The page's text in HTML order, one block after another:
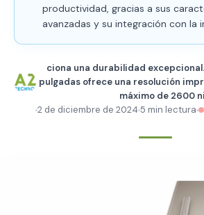
productividad, gracias a sus
avanzadas y su integración con la
ciona una durabilidad
pulgadas ofrece una resolución
máximo de 2600
2 de diciembre de 2024 5 min lectura